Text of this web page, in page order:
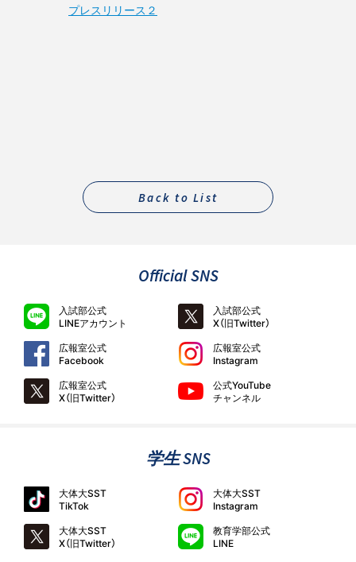
プレスリリース２
Back to List
Official SNS
入試部公式
LINEアカウント
入試部公式
X（旧Twitter）
広報室公式
Facebook
広報室公式
Instagram
広報室公式
X（旧Twitter）
公式YouTube
チャンネル
学生 SNS
大体大SST
TikTok
大体大SST
Instagram
大体大SST
X（旧Twitter）
教育学部公式
LINE